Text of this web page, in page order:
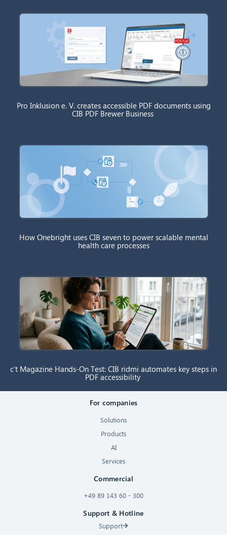
Pro Inklusion e. V. creates accessible PDF documents using
CIB PDF Brewer Business
How Onebright uses CIB seven to power scalable mental
health care processes
c’t Magazine Hands-On Test: CIB ridmi automates key steps in
PDF accessibility
For companies
Solutions
Products
AI
Services
Commercial
+49 89 143 60 - 300
Support & Hotline
Support